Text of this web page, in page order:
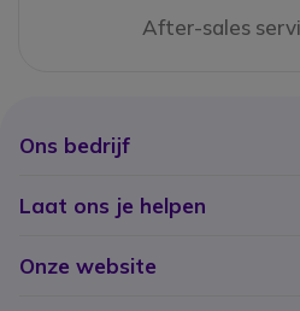
After-sales
Ons bedrijf
Laat ons je helpen
Onze website